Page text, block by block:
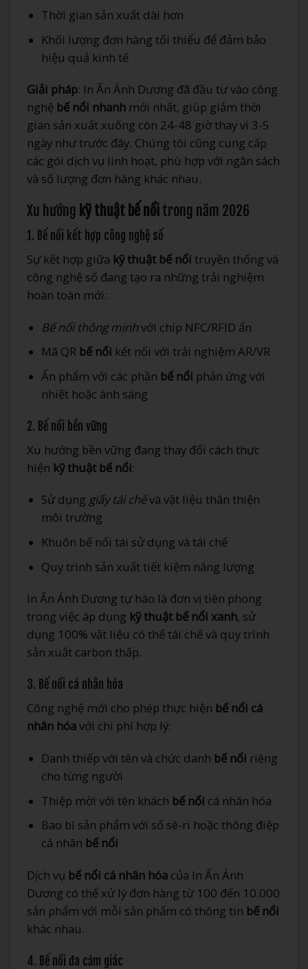
Thời gian sản xuất dài hơn
Khối lượng đơn hàng tối thiểu để đảm bảo
hiệu quả kinh tế
Giải pháp: In Ấn Ánh Dương đã đầu tư vào công
nghệ bế nổi nhanh mới nhất, giúp giảm thời
gian sản xuất xuống còn 24-48 giờ thay vì 3-5
ngày như trước đây. Chúng tôi cũng cung cấp
các gói dịch vụ linh hoạt, phù hợp với ngân sách
và số lượng đơn hàng khác nhau.
Xu hướng kỹ thuật bế nổi trong năm 2026
1. Bế nổi kết hợp công nghệ số
Sự kết hợp giữa kỹ thuật bế nổi truyền thống và
công nghệ số đang tạo ra những trải nghiệm
hoàn toàn mới:
Bế nổi thông minhvới chip NFC/RFID ẩn
Mã QR bế nổi kết nối với trải nghiệm AR/VR
Ấn phẩm với các phần bế nổi phản ứng với
nhiệt hoặc ánh sáng
2. Bế nổi bền vững
Xu hướng bền vững đang thay đổi cách thực
hiện kỹ thuật bế nổi:
Sử dụng giấy tái chếvà vật liệu thân thiện
môi trường
Khuôn bế nổi tái sử dụng và tái chế
Quy trình sản xuất tiết kiệm năng lượng
In Ấn Ánh Dương tự hào là đơn vị tiên phong
trong việc áp dụng kỹ thuật bế nổi xanh, sử
dụng 100% vật liệu có thể tái chế và quy trình
sản xuất carbon thấp.
3. Bế nổi cá nhân hóa
Công nghệ mới cho phép thực hiện bế nổi cá
nhân hóavới chi phí hợp lý:
Danh thiếp với tên và chức danh bế nổi riêng
cho từng người
Thiệp mời với tên khách bế nổi cá nhân hóa
Bao bì sản phẩm với số sê-ri hoặc thông điệp
cá nhân bế nổi
Dịch vụ bế nổi cá nhân hóa của In Ấn Ánh
Dương có thể xử lý đơn hàng từ 100 đến 10.000
sản phẩm với mỗi sản phẩm có thông tin bế nổi
khác nhau.
4. Bế nổi đa cảm giác